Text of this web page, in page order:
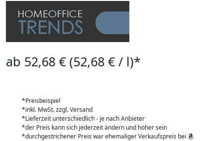
ab 52,68 € (52,68 € / l)*
*Preisbeispiel
*inkl. MwSt. zzgl. Versand
*Lieferzeit unterschiedlich - je nach Anbieter
*der Preis kann sich jederzeit ändern und höher sein
*durchgestrichener Preis war ehemaliger Verkaufspreis bei